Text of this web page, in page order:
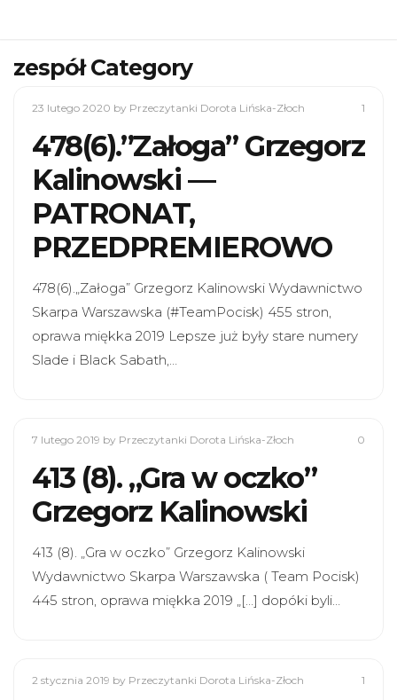
zespół Category
23 lutego 2020 by Przeczytanki Dorota Lińska-Złoch 1
478(6).”Załoga” Grzegorz
Kalinowski —
PATRONAT,
PRZEDPREMIEROWO
478(6).„Załoga” Grzegorz Kalinowski Wydawnictwo
Skarpa Warszawska (#TeamPocisk) 455 stron,
oprawa miękka 2019 Lepsze już były stare numery
Slade i Black Sabath,…
7 lutego 2019 by Przeczytanki Dorota Lińska-Złoch 0
413 (8). „Gra w oczko”
Grzegorz Kalinowski
413 (8). „Gra w oczko” Grzegorz Kalinowski
Wydawnictwo Skarpa Warszawska ( Team Pocisk)
445 stron, oprawa miękka 2019 „[…] dopóki byli…
2 stycznia 2019 by Przeczytanki Dorota Lińska-Złoch 1